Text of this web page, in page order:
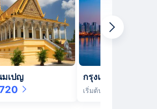
เปญ กรุงเทพ
เริ่มต้นที่